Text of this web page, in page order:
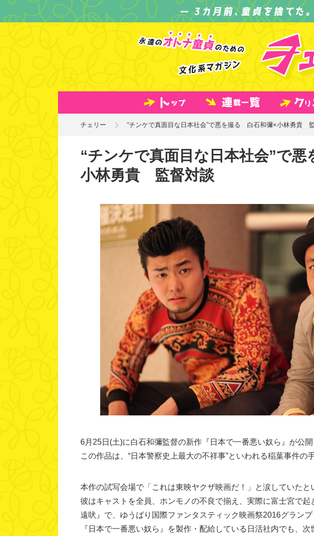
チェリー “チンケで真面目な日本社会”で悪を撮る 白石和彌×小林勇貴
“チンケで真面目な日本社会”で
小林勇貴 監督対談
6月25日(土)に白石和彌監督の新作『日本で一番悪い奴ら』が公開
この作品は、“日本警察史上最大の不祥事”といわれる稲葉事件の
本作の試写会場で「これは東映ヤクザ映画だ！」と涙していたと
彼はキャストを全員、ホンモノの不良で揃え、実際に富士宮で
遠吠』で、ゆうばり国際ファンタスティック映画祭2016グランプ
『日本で一番悪い奴ら』を製作・配給している日活社内でも、